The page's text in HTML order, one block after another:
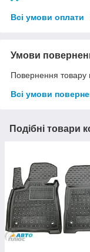
Всі умови оплати
Умови
Повернення товару
Всі умови
Подібні товари